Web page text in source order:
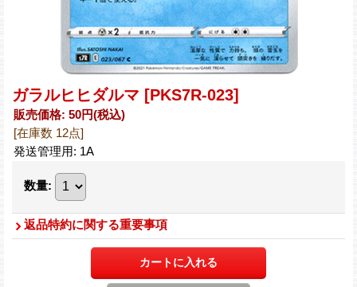
ガラルヒヒダルマ [PKS7R-023]
販売価格: 50円(税込)
[在庫数 12点]
発送管理用: 1A
数量:
返品特約に関する重要事項